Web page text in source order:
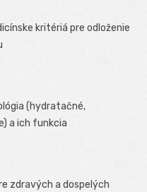
kritériá pre odloženie
(hydratačné,
a ich funkcia
zdravých a dospelých